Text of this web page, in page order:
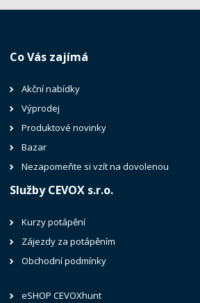
Co Vás zajímá
Akční nabídky
Výprodej
Produktové novinky
Bazar
Nezapomeňte si vzít na dovolenou
Služby CEVOX s.r.o.
Kurzy potápění
Zájezdy za potápěním
Obchodní podmínky
eSHOP CEVOXhunt